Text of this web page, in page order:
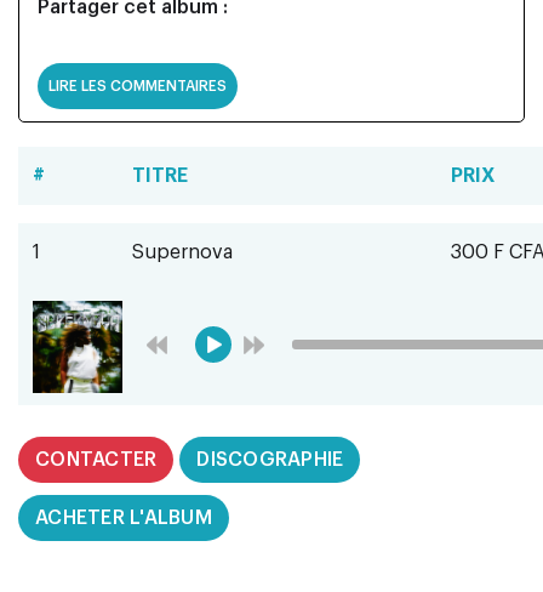
Partager cet album :
LIRE LES COMMENTAIRES
# TITRE PRIX
1 Supernova 300 F
CONTACTER DISCOGRAPHIE
ACHETER L'ALBUM